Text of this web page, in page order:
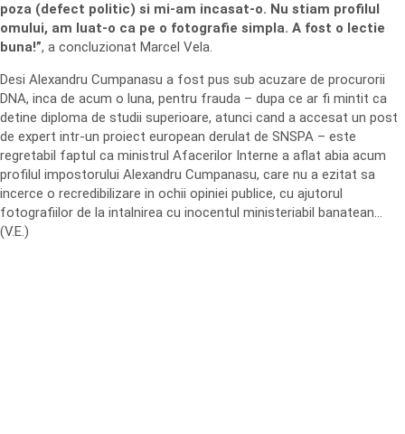
poza (defect politic) si mi-am incasat-o. Nu stiam profilul
omului, am luat-o ca pe o fotografie simpla. A fost o lectie
buna!”, a concluzionat Marcel Vela.
Desi Alexandru Cumpanasu a fost pus sub acuzare de procurorii
DNA, inca de acum o luna, pentru frauda – dupa ce ar fi mintit ca
detine diploma de studii superioare, atunci cand a accesat un post
de expert intr-un proiect european derulat de SNSPA – este
regretabil faptul ca ministrul Afacerilor Interne a aflat abia acum
profilul impostorului Alexandru Cumpanasu, care nu a ezitat sa
incerce o recredibilizare in ochii opiniei publice, cu ajutorul
fotografiilor de la intalnirea cu inocentul ministeriabil banatean…
(V.E.)